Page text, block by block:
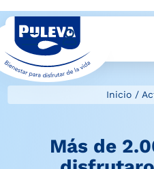
Inicio/
Más de